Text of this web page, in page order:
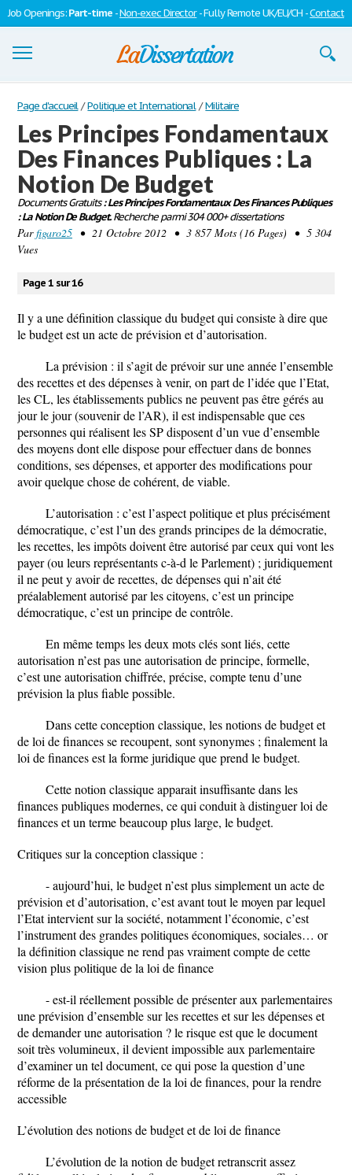
Job Openings:Part-time -Non-exec Director- Fully Remote UK/EU/CH -Contact
Dissertations
S'inscrire
Se connecter
Contactez-nous
Page d'accueil / Politique et International / Militaire
Les Principes Fondamentaux
Des Finances Publiques : La
Notion De Budget
Documents Gratuits: Les Principes Fondamentaux Des Finances Publiques
: La Notion De Budget.Recherche parmi 304 000+ dissertations
Parfigaro25 • 21 Octobre 2012 • 3 857 Mots (16 Pages) • 5 304
Vues
Page 1 sur 16
Il y a une définition classique du budget qui consiste à dire que
le budget est un acte de prévision et d’autorisation.
La prévision : il s’agit de prévoir sur une année l’ensemble
des recettes et des dépenses à venir, on part de l’idée que l’Etat,
les CL, les établissements publics ne peuvent pas être gérés au
jour le jour (souvenir de l’AR), il est indispensable que ces
personnes qui réalisent les SP disposent d’un vue d’ensemble
des moyens dont elle dispose pour effectuer dans de bonnes
conditions, ses dépenses, et apporter des modifications pour
avoir quelque chose de cohérent, de viable.
L’autorisation : c’est l’aspect politique et plus précisément
démocratique, c’est l’un des grands principes de la démocratie,
les recettes, les impôts doivent être autorisé par ceux qui vont les
payer (ou leurs représentants c-à-d le Parlement) ; juridiquement
il ne peut y avoir de recettes, de dépenses qui n’ait été
préalablement autorisé par les citoyens, c’est un principe
démocratique, c’est un principe de contrôle.
En même temps les deux mots clés sont liés, cette
autorisation n’est pas une autorisation de principe, formelle,
c’est une autorisation chiffrée, précise, compte tenu d’une
prévision la plus fiable possible.
Dans cette conception classique, les notions de budget et
de loi de finances se recoupent, sont synonymes ; finalement la
loi de finances est la forme juridique que prend le budget.
Cette notion classique apparait insuffisante dans les
finances publiques modernes, ce qui conduit à distinguer loi de
finances et un terme beaucoup plus large, le budget.
Critiques sur la conception classique :
- aujourd’hui, le budget n’est plus simplement un acte de
prévision et d’autorisation, c’est avant tout le moyen par lequel
l’Etat intervient sur la société, notamment l’économie, c’est
l’instrument des grandes politiques économiques, sociales… or
la définition classique ne rend pas vraiment compte de cette
vision plus politique de la loi de finance
- est-il réellement possible de présenter aux parlementaires
une prévision d’ensemble sur les recettes et sur les dépenses et
de demander une autorisation ? le risque est que le document
soit très volumineux, il devient impossible aux parlementaire
d’examiner un tel document, ce qui pose la question d’une
réforme de la présentation de la loi de finances, pour la rendre
accessible
L’évolution des notions de budget et de loi de finance
L’évolution de la notion de budget retranscrit assez